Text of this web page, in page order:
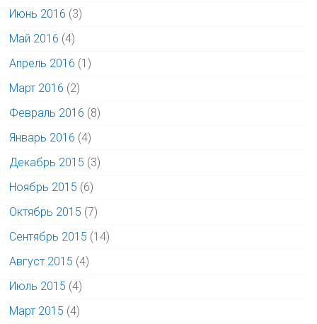
Июнь 2016 (3)
Май 2016 (4)
Апрель 2016 (1)
Март 2016 (2)
Февраль 2016 (8)
Январь 2016 (4)
Декабрь 2015 (3)
Ноябрь 2015 (6)
Октябрь 2015 (7)
Сентябрь 2015 (14)
Август 2015 (4)
Июль 2015 (4)
Март 2015 (4)